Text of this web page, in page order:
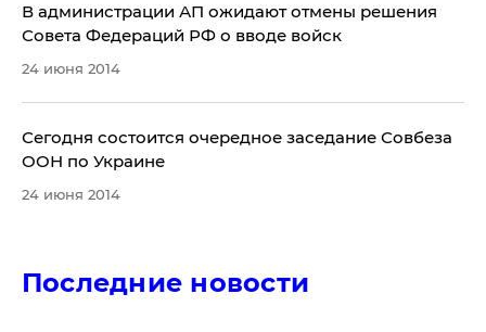
В администрации АП ожидают отмены решения
Совета Федераций РФ о вводе войск
24 июня 2014
Сегодня состоится очередное заседание Совбеза
ООН по Украине
24 июня 2014
Последние новости